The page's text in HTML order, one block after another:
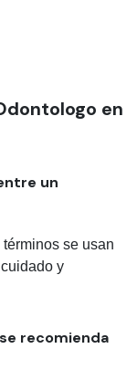
en
un
se usan
y
recomienda